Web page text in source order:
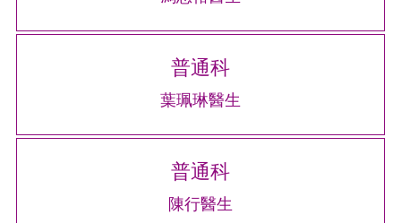
普通科
葉珮琳醫生
普通科
陳行醫生